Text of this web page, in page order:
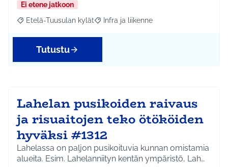
Ei etene jatkoon
Rajaa tulokset aihepiirin mukaan: Etelä-Tuusulan kylät
Etelä-Tuusulan kylät Rajaa tulokset teeman mukaan: Infra ja
Infra ja liikenne
Tutustu
Lahelan pusikoiden raivaus
ja risuaitojen teko ötököiden
hyväksi #1312
Lahelassa on paljon pusikoituvia kunnan omistamia
alueita. Esim. Lahelanniityn kentän ympäristö, Lah…